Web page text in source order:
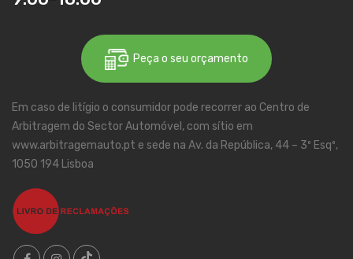
Peça o seu orçamento
Em caso de litígio o consumidor pode recorrer ao Centro de
Arbitragem do Sector Automóvel, com sítio em
www.arbitragemauto.pt e sede na Av. da República, 44 – 3º Esqº,
1050 194 Lisboa